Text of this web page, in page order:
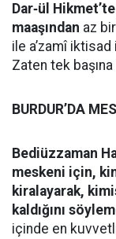
Dar‑ül Hikmet’te
maaşından az
ile a’zamî
Zaten tek
BURDUR’DA
Bediüzzaman
meskeni için,
kiralayarak,
kaldığını
içinde en